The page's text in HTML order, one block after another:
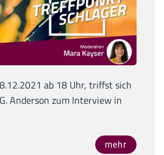
ab 18 Uhr, triffst sich
Anderson zum Interview in
mehr